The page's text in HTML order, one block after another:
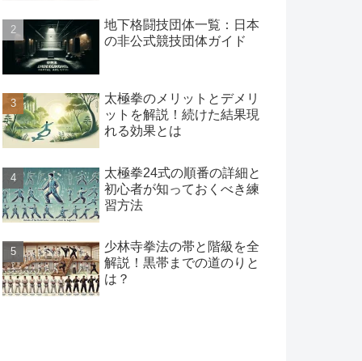
地下格闘技団体一覧：日本
の非公式競技団体ガイド
太極拳のメリットとデメリ
ットを解説！続けた結果現
れる効果とは
太極拳24式の順番の詳細と
初心者が知っておくべき練
習方法
少林寺拳法の帯と階級を全
解説！黒帯までの道のりと
は？